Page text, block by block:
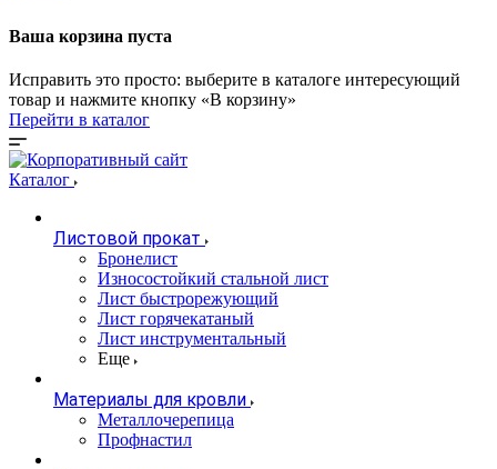
Ваша корзина пуста
Исправить это просто: выберите в каталоге интересующий
товар и нажмите кнопку «В корзину»
Перейти в каталог
Каталог
Листовой прокат
Бронелист
Износостойкий стальной лист
Лист быстрорежующий
Лист горячекатаный
Лист инструментальный
Еще
Материалы для кровли
Металлочерепица
Профнастил